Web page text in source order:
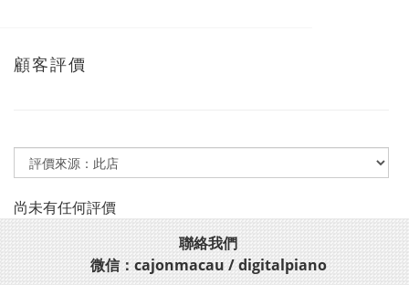
顧客評價
尚未有任何評價
聯絡我們
微信：cajonmacau / digitalpiano